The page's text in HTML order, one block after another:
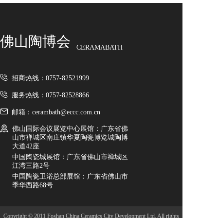
佛山陶博会 CERAMABATH
招商热线：0757-82521999
服务热线：0757-82528866
邮箱：cerambath@eccc.com.cn
佛山国际会议展览中心展馆：广东省佛
山市禅城区南庄镇华夏陶瓷博览城陶博
大道42座
中国陶瓷城展馆：广东省佛山市禅城区
江湾三路2号
中国陶瓷卫浴总部展馆：广东省佛山市
季华西路68号
Copyright © 2011 Foshan China Ceramics City Development Ltd. All rights